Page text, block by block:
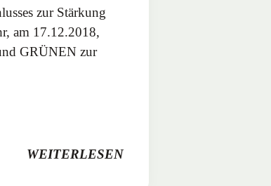
zur Stärkung
am 17.12.2018,
GRÜNEN zur
WEITERLESEN